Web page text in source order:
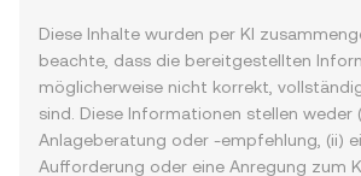
Diese Inhalte wurden per KI
beachte, dass die bereitgestellten
möglicherweise nicht korrekt,
sind. Diese Informationen stellen weder
Anlageberatung oder -empfehlung, (ii)
Aufforderung oder eine Anregung zum